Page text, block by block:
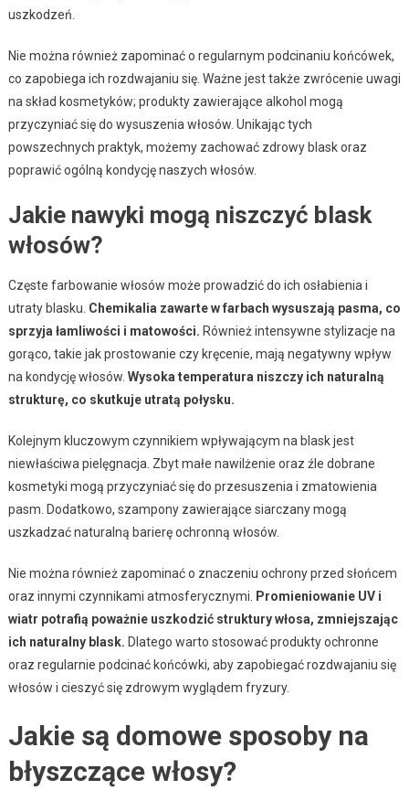
uszkodzeń.
Nie można również zapominać o regularnym podcinaniu końcówek,
co zapobiega ich rozdwajaniu się. Ważne jest także zwrócenie uwagi
na skład kosmetyków; produkty zawierające alkohol mogą
przyczyniać się do wysuszenia włosów. Unikając tych
powszechnych praktyk, możemy zachować zdrowy blask oraz
poprawić ogólną kondycję naszych włosów.
Jakie nawyki mogą niszczyć blask
włosów?
Częste farbowanie włosów może prowadzić do ich osłabienia i
utraty blasku. Chemikalia zawarte w farbach wysuszają pasma, co
sprzyja łamliwości i matowości. Również intensywne stylizacje na
gorąco, takie jak prostowanie czy kręcenie, mają negatywny wpływ
na kondycję włosów. Wysoka temperatura niszczy ich naturalną
strukturę, co skutkuje utratą połysku.
Kolejnym kluczowym czynnikiem wpływającym na blask jest
niewłaściwa pielęgnacja. Zbyt małe nawilżenie oraz źle dobrane
kosmetyki mogą przyczyniać się do przesuszenia i zmatowienia
pasm. Dodatkowo, szampony zawierające siarczany mogą
uszkadzać naturalną barierę ochronną włosów.
Nie można również zapominać o znaczeniu ochrony przed słońcem
oraz innymi czynnikami atmosferycznymi.
Promieniowanie UV i
wiatr potrafią poważnie uszkodzić struktury włosa, zmniejszając
ich naturalny blask. Dlatego warto stosować produkty ochronne
oraz regularnie podcinać końcówki, aby zapobiegać rozdwajaniu się
włosów i cieszyć się zdrowym wyglądem fryzury.
Jakie są domowe sposoby na
błyszczące włosy?